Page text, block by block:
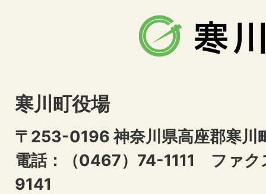
寒川町役場
〒253-0196 神奈川県高座郡寒川
電話：（0467）74-1111 ファ
9141